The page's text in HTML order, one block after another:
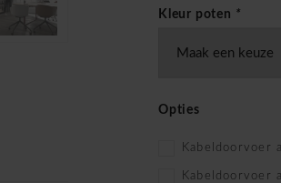
Kleur poten *
Opties
Kabeldoorvoer
Kabeldoorvoer